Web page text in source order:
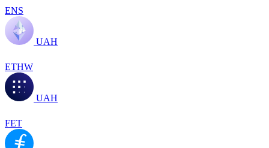
ENS
UAH
ETHW
UAH
FET